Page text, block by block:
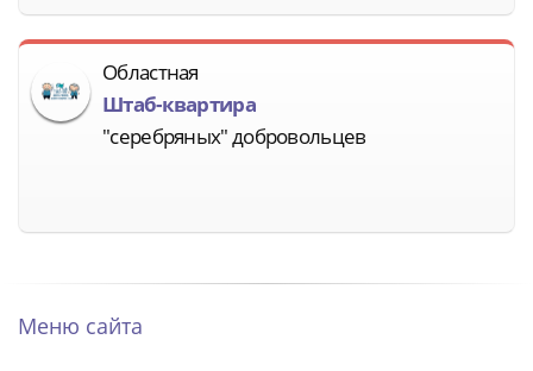
Областная
Штаб-квартира
"серебряных" добровольцев
Меню сайта